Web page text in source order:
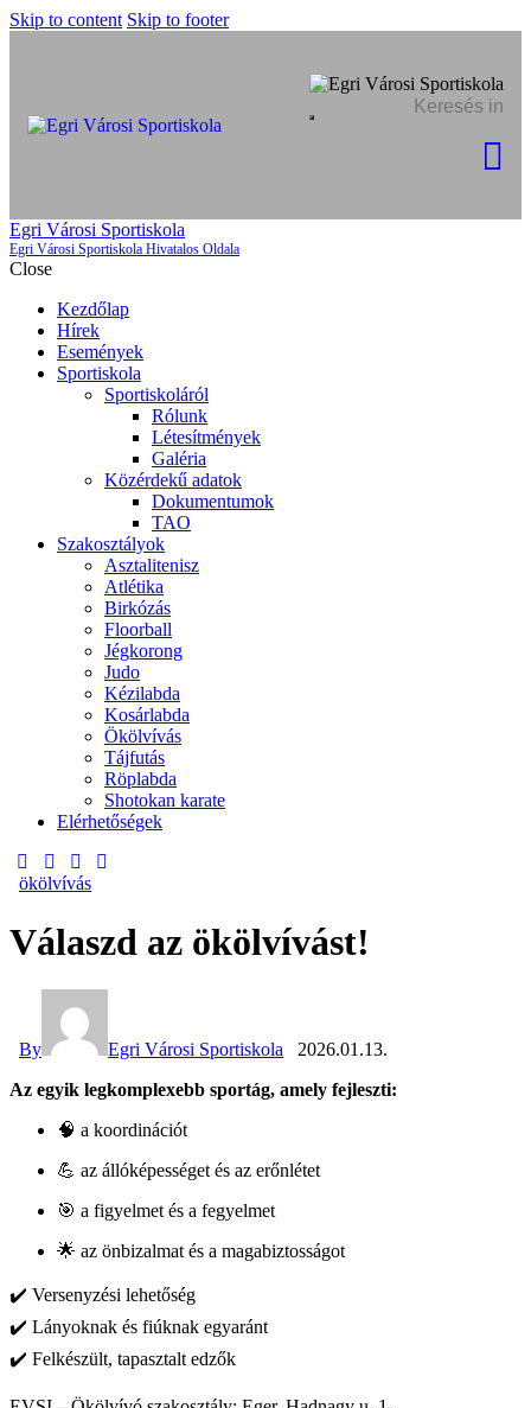
Skip to content Skip to footer
Egri Városi Sportiskola
Egri Városi Sportiskola Hivatalos Oldala
Close
Kezdőlap
Hírek
Események
Sportiskola
Sportiskoláról
Rólunk
Létesítmények
Galéria
Közérdekű adatok
Dokumentumok
TAO
Szakosztályok
Asztalitenisz
Atlétika
Birkózás
Floorball
Jégkorong
Judo
Kézilabda
Kosárlabda
Ökölvívás
Tájfutás
Röplabda
Shotokan karate
Elérhetőségek
ökölvívás
Válaszd az ökölvívást!
By Egri Városi Sportiskola
2026.01.13.
Az egyik legkomplexebb sportág, amely fejleszti:
🧠 a koordinációt
💪 az állóképességet és az erőnlétet
🎯 a figyelmet és a fegyelmet
🌟 az önbizalmat és a magabiztosságot
✔️ Versenyzési lehetőség
✔️ Lányoknak és fiúknak egyaránt
✔️ Felkészült, tapasztalt edzők